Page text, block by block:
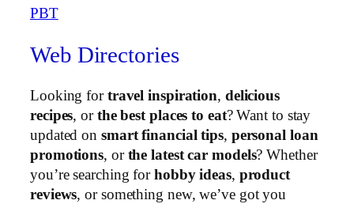
PBT
Web Directories
Looking for travel inspiration, delicious
recipes, or the best places to eat? Want to stay
updated on smart financial tips, personal loan
promotions, or the latest car models? Whether
you’re searching for hobby ideas, product
reviews, or something new, we’ve got you